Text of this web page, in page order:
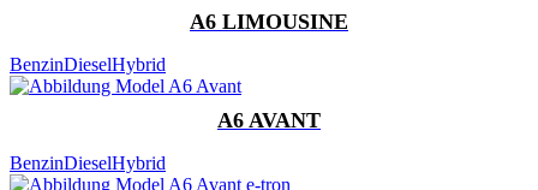
A6 LIMOUSINE
BenzinDieselHybrid
A6 AVANT
BenzinDieselHybrid